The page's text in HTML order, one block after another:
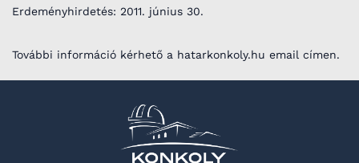
Erdeményhirdetés: 2011. június 30.
További információ kérhető a hatarkonkoly.hu email címen.